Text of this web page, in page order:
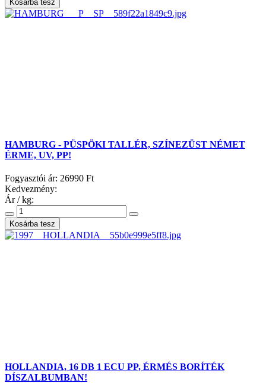
HAMBURG - PÜSPÖKI TALLÉR, SZÍNEZÜST NÉMET
ÉRME, UV, PP!
Fogyasztói ár: 26990 Ft
Kedvezmény:
Ár / kg:
HOLLANDIA, 16 DB 1 ECU PP, ÉRMÉS BORÍTÉK
DÍSZALBUMBAN!